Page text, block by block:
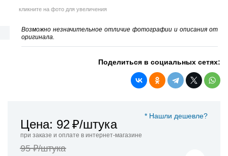
кликните на фото для увеличения
Возможно незначительное отличие фотографии и описания от
оригинала.
Поделиться в социальных сетях:
* Нашли дешевле?
Цена: 92₽/штука
при заказе и оплате в интернет-магазине
95 ₽/штука